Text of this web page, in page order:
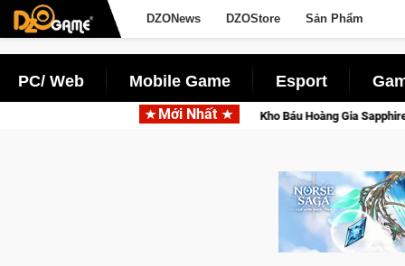
DZONews DZOStore Sản Phẩm
PC/ Web Mobile Game Esport
Mới Nhất
lẫy ánh đèn với Kho Báu Hoàng Gia Sapphire Neon Punk